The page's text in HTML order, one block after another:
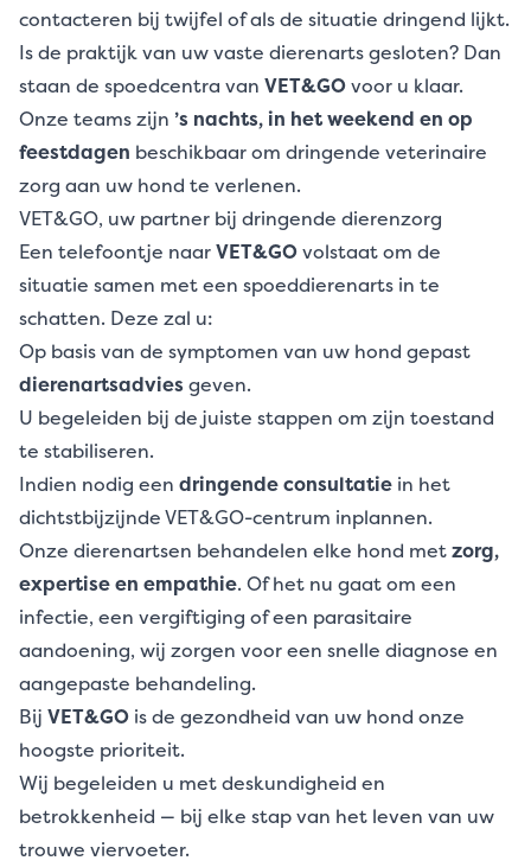
contacteren bij twijfel of als de situatie dringend lijkt.
Is de praktijk van uw vaste dierenarts gesloten? Dan
staan de spoedcentra van VET&GOvoor u klaar.
Onze teams zijn ’s nachts, in het weekend en op
feestdagen beschikbaar om dringende veterinaire
zorg aan uw hond te verlenen.
VET&GO, uw partner bij dringende dierenzorg
Een telefoontje naarVET&GOvolstaat om de
situatie samen met een spoeddierenarts in te
schatten. Deze zal u:
Op basis van de symptomen van uw hond gepast
dierenartsadviesgeven.
U begeleiden bij de juiste stappen om zijn toestand
te stabiliseren.
Indien nodig een dringende consultatie in het
dichtstbijzijnde VET&GO-centrum inplannen.
Onze dierenartsen behandelen elke hond metzorg,
expertise en empathie. Of het nu gaat om een
infectie, een vergiftiging of een parasitaire
aandoening, wij zorgen voor een snelle diagnose en
aangepaste behandeling.
Bij VET&GO is de gezondheid van uw hond onze
hoogste prioriteit.
Wij begeleiden u met deskundigheid en
betrokkenheid — bij elke stap van het leven van uw
trouwe viervoeter.